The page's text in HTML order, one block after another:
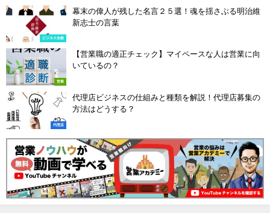
ビジネス全般
幕末の偉人が残した名言２５選！魂を揺さぶる明治維
新志士の言葉
営業
【営業職の適正チェック】マイペースな人は営業に向
いているの？
代理店
代理店ビジネスの仕組みと種類を解説！代理店募集の
方法はどうする？